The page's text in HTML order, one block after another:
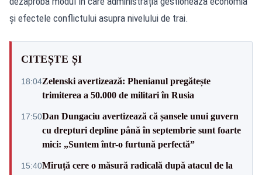
și efectele conflictului asupra nivelului de trai.
CITEȘTE ȘI
18:04Zelenski avertizează: Phenianul pregătește
trimiterea a 50.000 de militari în Rusia
17:50Dan Dungaciu avertizează că șansele unui guvern
cu drepturi depline până în septembrie sunt foarte
mici: „Suntem într-o furtună perfectă”
15:40Miruță cere o măsură radicală după atacul de la